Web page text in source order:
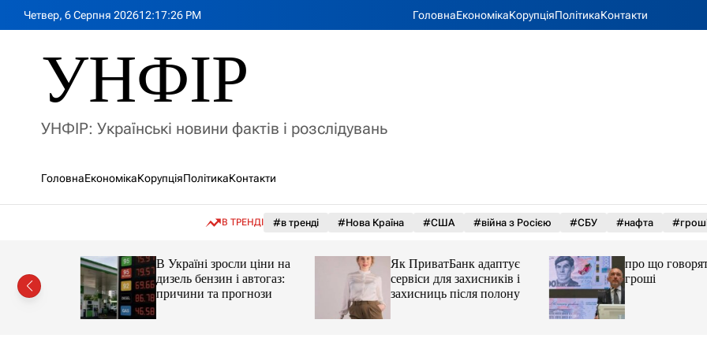
Четвер, 6 Серпня 202612:17:28 PM ГоловнаЕкономікаКорупціяПолітикаКонтакти
УНФІР
УНФІР: Українські новини фактів і розслідувань
ГоловнаЕкономікаКорупціяПолітикаКонтакти
В ТРЕНДІ #в тренді #Нова Країна #США #війна з Росією #СБУ #нафта
В Україні зросли ціни на
дизель бензин і автогаз:
причини та прогнози
Як ПриватБанк адаптує
сервіси для захисників і
захисниць після полону
про що говорять
гроші